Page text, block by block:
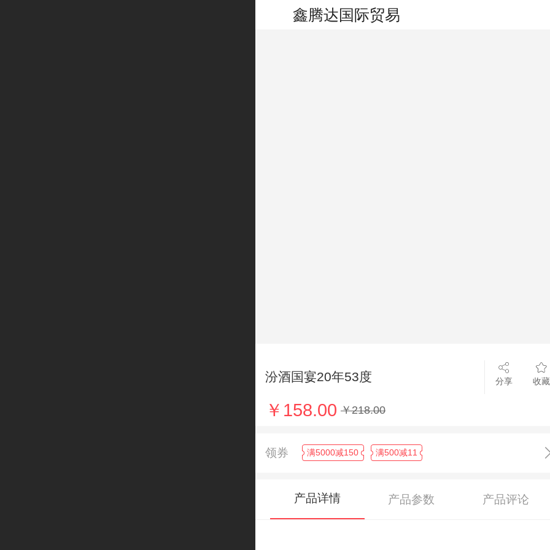
鑫腾达国际贸易
汾酒国宴20年53度 分享 收藏
￥158.00 ￥218.00
领券 满5000减150 满500减11
产品详情 产品参数 产品评论